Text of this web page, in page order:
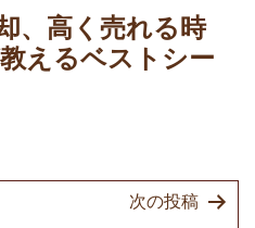
、高く売れる時
えるベストシー
次の投稿